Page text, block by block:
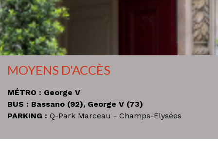
MOYENS D'ACCÈS
MÉTRO : George V
BUS : Bassano (92), George V (73)
PARKING : Q-Park Marceau - Champs-Elysées